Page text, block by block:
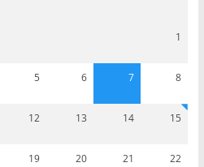
1
5 6 7 8
12 13 14 15
19 20 21 22